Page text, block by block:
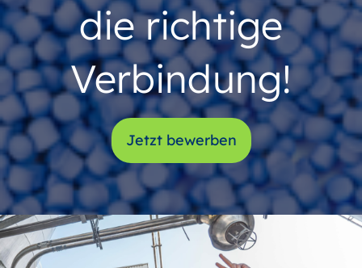
die richtige
Verbindung!
Jetzt bewerben